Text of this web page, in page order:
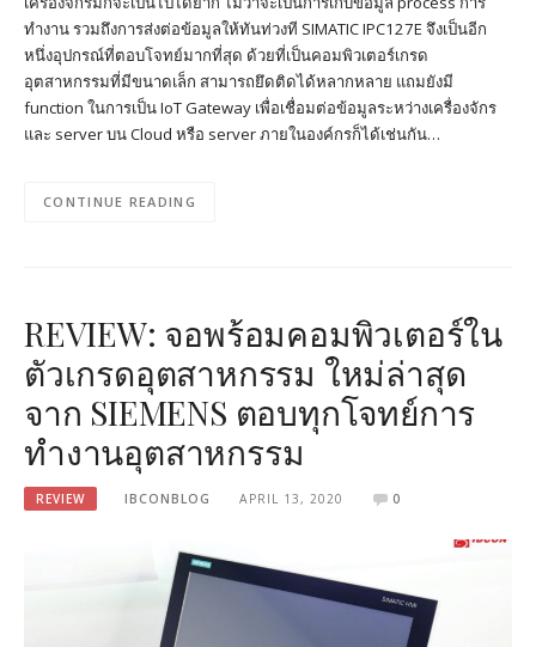
ทำงาน รวมถึงการส่งต่อข้อมูลให้ทันท่วงที SIMATIC IPC127E จึงเป็นอีก
หนึ่งอุปกรณ์ที่ตอบโจทย์มากที่สุด ด้วยที่เป็นคอมพิวเตอร์เกรด
อุตสาหกรรมที่มีขนาดเล็ก สามารถยึดติดได้หลากหลาย แถมยังมี
function ในการเป็น IoT Gateway เพื่อเชื่อมต่อข้อมูลระหว่างเครื่องจักร
และ server บน Cloud หรือ server ภายในองค์กรก็ได้เช่นกัน…
CONTINUE READING
REVIEW: จอพร้อมคอมพิวเตอร์ใน
ตัวเกรดอุตสาหกรรม ใหม่ล่าสุด
จาก SIEMENS ตอบทุกโจทย์การ
ทำงานอุตสาหกรรม
REVIEW IBCONBLOG APRIL 13, 2020 0